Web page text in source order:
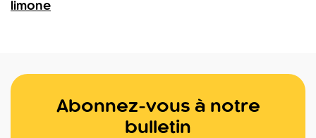
limone
Abonnez-vous à notre
bulletin